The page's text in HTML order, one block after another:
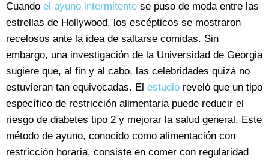
Cuando el ayuno intermitente se puso de moda entre las
estrellas de Hollywood, los escépticos se mostraron
recelosos ante la idea de saltarse comidas. Sin
embargo, una investigación de la Universidad de Georgia
sugiere que, al fin y al cabo, las celebridades quizá no
estuvieran tan equivocadas. El estudio reveló que un tipo
específico de restricción alimentaria puede reducir el
riesgo de diabetes tipo 2 y mejorar la salud general. Este
método de ayuno, conocido como alimentación con
restricción horaria, consiste en comer con regularidad